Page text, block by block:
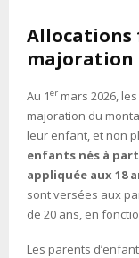
Allocations
majoration
Au 1er mars 2026,
majoration du
leur enfant, et non
enfants nés à
appliquée aux 18
sont versées aux
de 20 ans, en
Les parents